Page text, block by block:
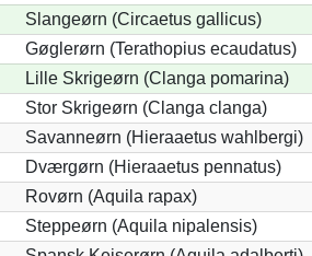
Slangeørn (Circaetus gallicus)
Gøglerørn (Terathopius ecaudatus)
Lille Skrigeørn (Clanga pomarina)
Stor Skrigeørn (Clanga clanga)
Savanneørn (Hieraaetus wahlbergi)
Dværgørn (Hieraaetus pennatus)
Rovørn (Aquila rapax)
Steppeørn (Aquila nipalensis)